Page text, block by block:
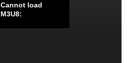
Cannot load
M3U8: